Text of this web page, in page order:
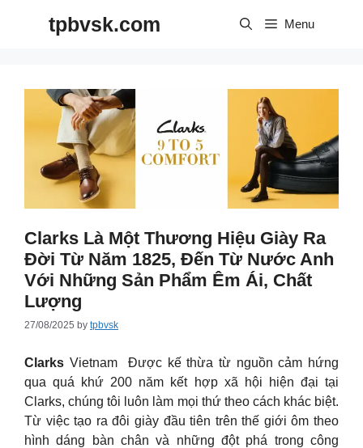
tpbvsk.com Menu
Clarks Là Một Thương Hiệu Giày Ra
Đời Từ Năm 1825, Đến Từ Nước Anh
Với Những Sản Phẩm Êm Ái, Chất
Lượng
27/08/2025 by tpbvsk
Clarks Vietnam Được kế thừa từ nguồn cảm hứng
qua quá khứ 200 năm kết hợp xã hội hiện đại tại
Clarks, chúng tôi luôn làm mọi thứ theo cách khác biệt.
Từ việc tạo ra đôi giày đầu tiên trên thế giới ôm theo
hình dáng bàn chân và những đột phá trong công